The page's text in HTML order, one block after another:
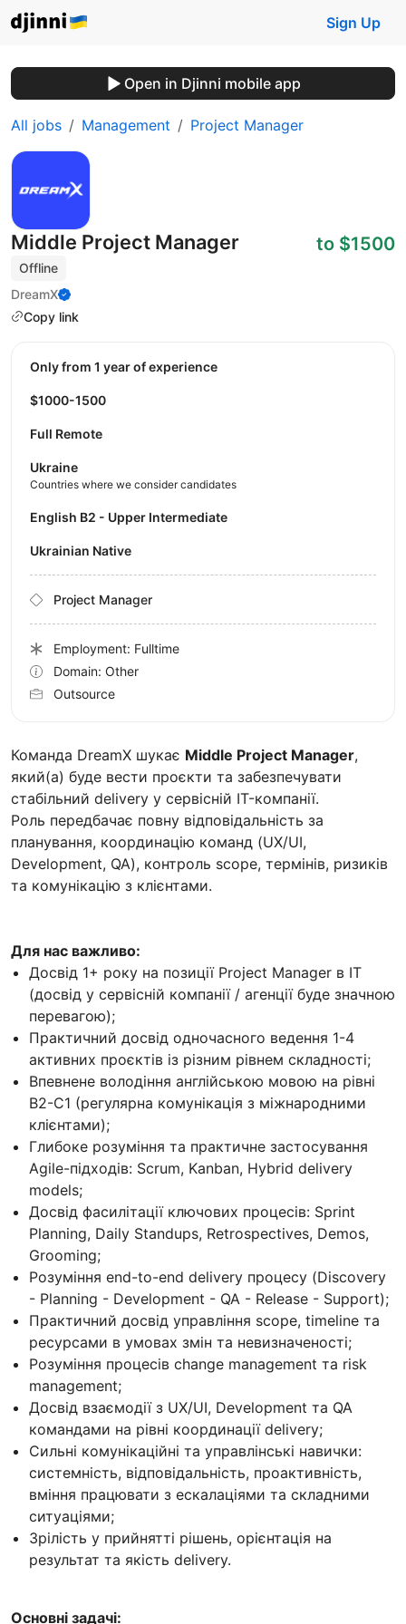
Sign Up
Open in Djinni mobile app
All jobs Management Project Manager
Middle Project Manager
Offline
DreamX
Copy link
to $1500
Команда DreamX шукає Middle Project Manager,
який(а) буде вести проєкти та забезпечувати
стабільний delivery у сервісній IT-компанії.
Роль передбачає повну відповідальність за
планування, координацію команд (UX/UI,
Development, QA), контроль scope, термінів, ризиків
та комунікацію з клієнтами.
Для нас важливо:
Досвід 1+ року на позиції Project Manager в IT
(досвід у сервісній компанії / агенції буде значною
перевагою);
Практичний досвід одночасного ведення 1-4
активних проєктів із різним рівнем складності;
Впевнене володіння англійською мовою на рівні
B2-C1 (регулярна комунікація з міжнародними
клієнтами);
Глибоке розуміння та практичне застосування
Agile-підходів: Scrum, Kanban, Hybrid delivery
models;
Досвід фасилітації ключових процесів: Sprint
Planning, Daily Standups, Retrospectives, Demos,
Grooming;
Розуміння end-to-end delivery процесу (Discovery
- Planning - Development - QA - Release - Support);
Практичний досвід управління scope, timeline та
ресурсами в умовах змін та невизначеності;
Розуміння процесів change management та risk
management;
Досвід взаємодії з UX/UI, Development та QA
командами на рівні координації delivery;
Сильні комунікаційні та управлінські навички:
системність, відповідальність, проактивність,
вміння працювати з ескалаціями та складними
ситуаціями;
Зрілість у прийнятті рішень, орієнтація на
результат та якість delivery.
Основні задачі:
Only from 1 year of experience
$1000-1500
Full Remote
Ukraine
Countries where we consider candidates
English B2 - Upper Intermediate
Ukrainian Native
Project Manager
Employment: Fulltime
Domain: Other
Outsource